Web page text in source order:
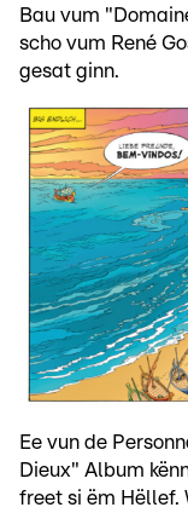
Bau vum
scho vum René
gesat ginn.
Ee vun de
Dieux" Album
freet si ëm Hëllef.